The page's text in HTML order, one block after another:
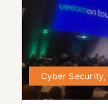
Cyber Security,